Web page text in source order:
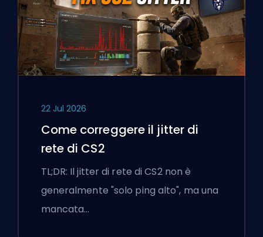
22 Jul 2026
Come correggere il jitter di
rete di CS2
TL;DR: Il jitter di rete di CS2 non è
generalmente "solo ping alto", ma una
mancata…